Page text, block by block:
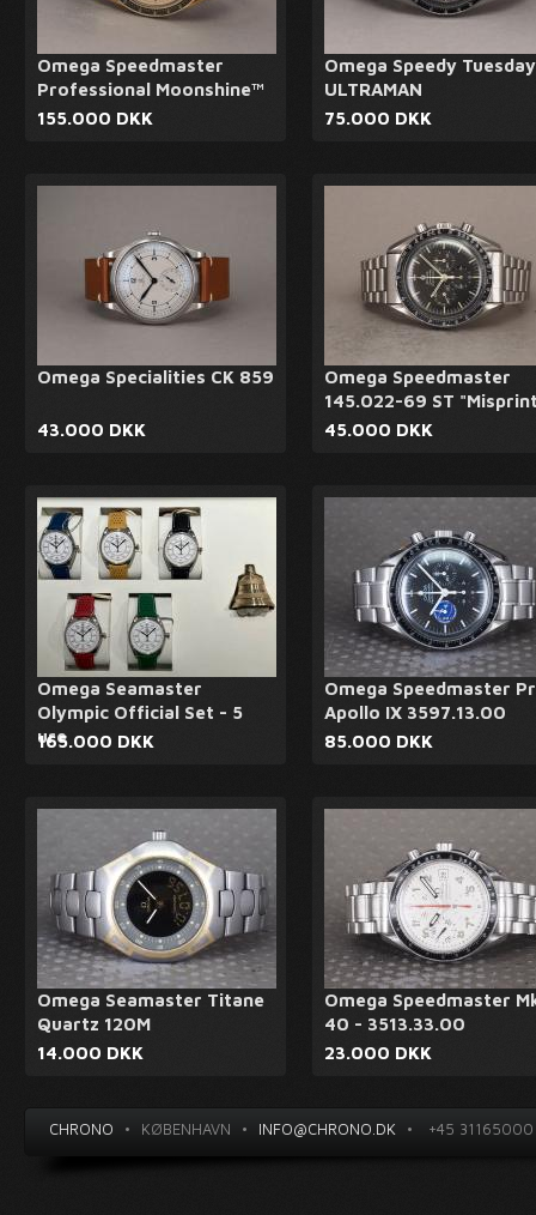
Omega Speedmaster
Professional Moonshine™
155.000 DKK
Omega Speedy Tuesday
ULTRAMAN
75.000 DKK
Omega Specialities CK 859
43.000 DKK
Omega Speedmaster
145.022-69 ST
45.000 DKK
Omega Seamaster
Olympic Official Set - 5
ure
165.000 DKK
Omega Speedmaster
Apollo IX 3597.13.00
85.000 DKK
Omega Seamaster Titane
Quartz 120M
14.000 DKK
Omega Speedmaster
40 - 3513.33.00
23.000 DKK
CHRONO • KØBENHAVN • INFO@CHRONO.DK • +45 31165000